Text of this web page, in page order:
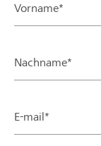
Vorname*
Nachname*
E-mail*